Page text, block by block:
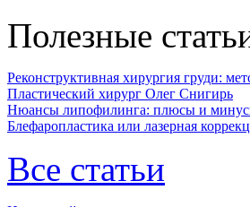
Полезные
Реконструктивная хирургия груди:
Пластический хирург Олег Снигирь
Нюансы липофилинга: плюсы и
Блефаропластика или лазерная
Все статьи